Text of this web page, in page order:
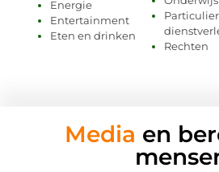
Energie
Entertainment
Eten en drinken
Rechten
Media en